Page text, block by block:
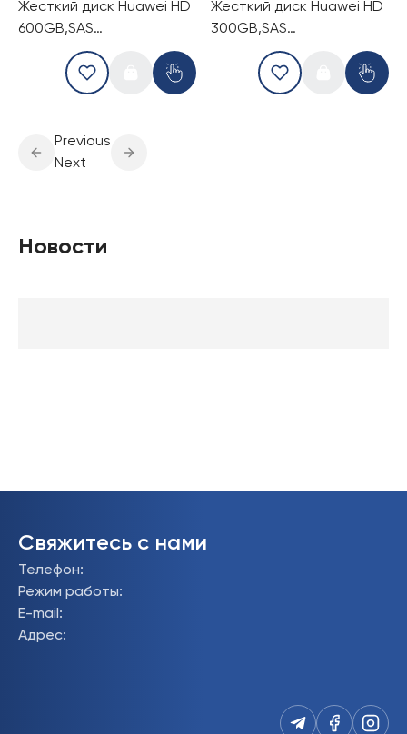
Жесткий диск Huawei HD
600GB,SAS
12Gb/s,10000rpm, 3.5
Жесткий диск Huawei HD
300GB,SAS
12Gb/s,10000rpm, 3.5
Previous
Next
Новости
Свяжитесь с нами
Телефон:
Режим работы:
E-mail :
Адрес: